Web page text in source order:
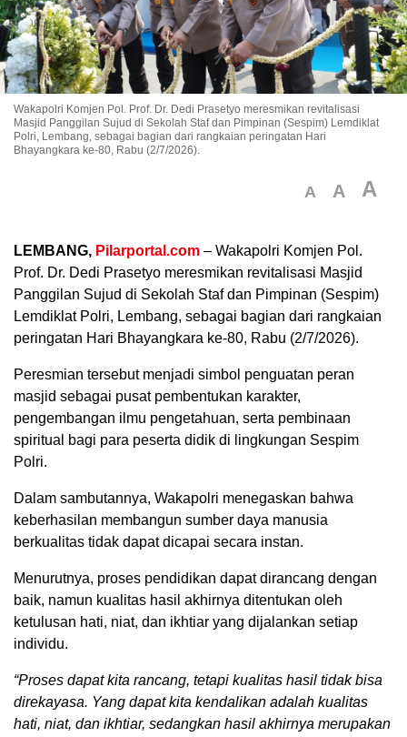
Wakapolri Komjen Pol. Prof. Dr. Dedi Prasetyo meresmikan revitalisasi
Masjid Panggilan Sujud di Sekolah Staf dan Pimpinan (Sespim) Lemdiklat
Polri, Lembang, sebagai bagian dari rangkaian peringatan Hari
Bhayangkara ke-80, Rabu (2/7/2026).
A A A
LEMBANG, Pilarportal.com – Wakapolri Komjen Pol.
Prof. Dr. Dedi Prasetyo meresmikan revitalisasi Masjid
Panggilan Sujud di Sekolah Staf dan Pimpinan (Sespim)
Lemdiklat Polri, Lembang, sebagai bagian dari rangkaian
peringatan Hari Bhayangkara ke-80, Rabu (2/7/2026).
Peresmian tersebut menjadi simbol penguatan peran
masjid sebagai pusat pembentukan karakter,
pengembangan ilmu pengetahuan, serta pembinaan
spiritual bagi para peserta didik di lingkungan Sespim
Polri.
Dalam sambutannya, Wakapolri menegaskan bahwa
keberhasilan membangun sumber daya manusia
berkualitas tidak dapat dicapai secara instan.
Menurutnya, proses pendidikan dapat dirancang dengan
baik, namun kualitas hasil akhirnya ditentukan oleh
ketulusan hati, niat, dan ikhtiar yang dijalankan setiap
individu.
“Proses dapat kita rancang, tetapi kualitas hasil tidak bisa
direkayasa. Yang dapat kita kendalikan adalah kualitas
hati, niat, dan ikhtiar, sedangkan hasil akhirnya merupakan